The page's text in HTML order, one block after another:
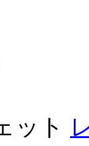
ット